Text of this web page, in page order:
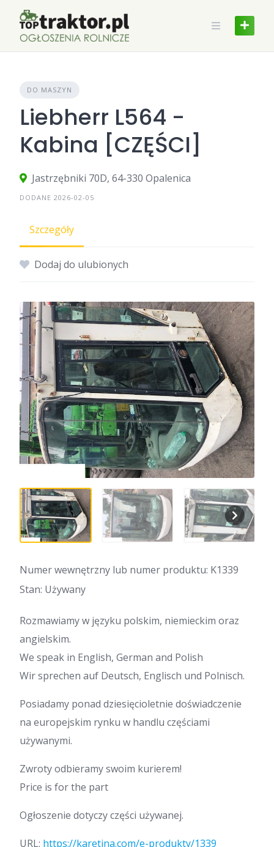
content
DO MASZYN
Liebherr L564 -
Kabina [CZĘŚCI]
Jastrzębniki 70D, 64-330 Opalenica
DODANE 2026-02-05
Szczegóły
Dodaj do ulubionych
Numer wewnętrzny lub numer produktu: K1339
Stan: Używany
Rozmawiamy w języku polskim, niemieckim oraz
angielskim.
We speak in English, German and Polish
Wir sprechen auf Deutsch, Englisch und Polnisch.
Posiadamy ponad dziesięcioletnie doświadczenie
na europejskim rynku w handlu częściami
używanymi.
Zwroty odbieramy swoim kurierem!
Price is for the part
Ogłoszenie dotyczy części używanej.
URL: https://karetina.com/e-produkty/1339